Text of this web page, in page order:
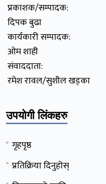
प्रकाशक/सम्पादक:
दिपक बुढा
कार्यकारी सम्पादक:
ओम शाही
संवाददाता:
रमेश रावल/सुशील खड्का
उपयोगी लिंकहरु
गृहपृष्ठ
प्रतिक्रिया दिनुहोस्